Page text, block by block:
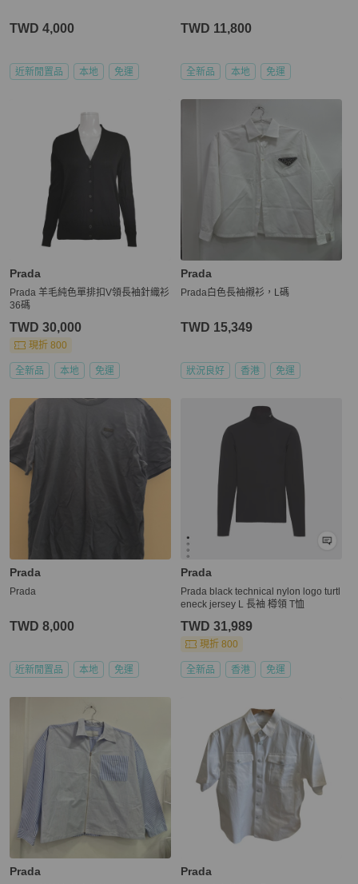
TWD 4,000
近新閒置品 本地 免運
TWD 11,800
全新品 本地 免運
Prada
Prada 羊毛純色單排扣V領長袖針織衫
36碼
TWD 30,000
現折 800
全新品 本地 免運
Prada
Prada白色長袖襯衫，L碼
TWD 15,349
狀況良好 香港 免運
Prada
Prada
TWD 8,000
近新閒置品 本地 免運
Prada
Prada black technical nylon logo turtl
eneck jersey L 長袖 樽領 T恤
TWD 31,989
現折 800
全新品 香港 免運
Prada Prada